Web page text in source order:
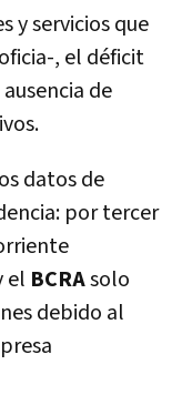
y servicios que
, el déficit
de
datos de
por tercer
el BCRAsolo
debido al